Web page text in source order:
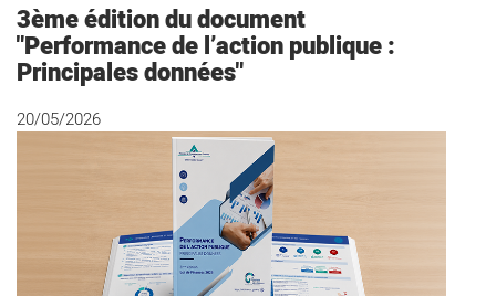
3ème édition du document
"Performance de l’action publique :
Principales données"
20/05/2026